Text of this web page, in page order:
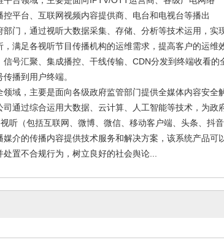
控平台、互联网视频内容提供商、电台和电视台等播出
部门，通过视听大数据采集、存储、分析等技术运用，实
，满足各视听节目传播机构的运维需求，提高客户的运维
信号汇聚、集成播控、干线传输、CDN分发到终端收看
播到用户终端。
领域，主要是面向各级政府监管部门提供全媒体内容安全
司通过综合运用大数据、云计算、人工智能等技术，为政
听（包括互联网、微博、微信、移动客户端、头条、抖
媒介的传播内容提供技术服务和解决方案，该系统产品可
置不合规行为，树立良好的社会舆论...